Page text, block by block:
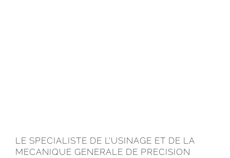
LE SPECIALISTE DE L’USINAGE ET DE LA
MECANIQUE GENERALE DE PRECISION